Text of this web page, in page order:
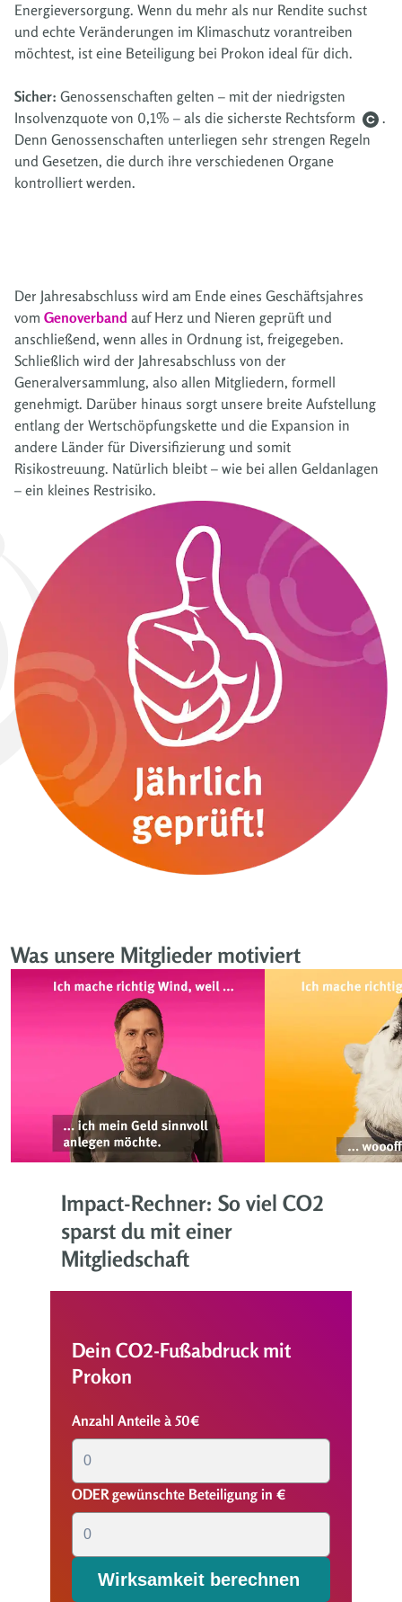
Energieversorgung. Wenn du mehr als nur Rendite suchst
und echte Veränderungen im Klimaschutz vorantreiben
möchtest, ist eine Beteiligung bei Prokon ideal für dich.
Sicher: Genossenschaften gelten – mit der niedrigsten
Insolvenzquote von 0,1% – als die sicherste Rechtsform
.
Denn Genossenschaften unterliegen sehr strengen Regeln
und Gesetzen, die durch ihre verschiedenen Organe
kontrolliert werden.
Der Jahresabschluss wird am Ende eines Geschäftsjahres
vom Genoverband auf Herz und Nieren geprüft und
anschließend, wenn alles in Ordnung ist, freigegeben.
Schließlich wird der Jahresabschluss von der
Generalversammlung, also allen Mitgliedern, formell
genehmigt. Darüber hinaus sorgt unsere breite Aufstellung
entlang der Wertschöpfungskette und die Expansion in
andere Länder für Diversifizierung und somit
Risikostreuung. Natürlich bleibt – wie bei allen Geldanlagen
– ein kleines Restrisiko.
Was unsere Mitglieder motiviert
Impact-Rechner: So viel CO2
sparst du mit einer
Mitgliedschaft
Dein CO2-Fußabdruck mit
Prokon
Anzahl Anteile à 50€
ODER gewünschte Beteiligung in €